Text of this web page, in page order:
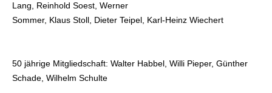
Lang, Reinhold Soest, Werner
Sommer, Klaus Stoll, Dieter Teipel, Karl-Heinz Wiechert
50 jährige Mitgliedschaft: Walter Habbel, Willi Pieper, Günther
Schade, Wilhelm Schulte